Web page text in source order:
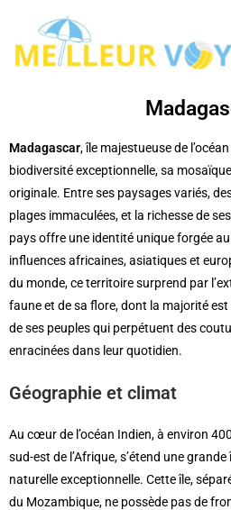
Madagascar, île majestueuse de
biodiversité exceptionnelle, sa
originale. Entre ses paysages variés,
plages immaculées, et la richesse de
pays offre une identité unique forgée
influences africaines, asiatiques et
du monde, ce territoire surprend par
faune et de sa flore, dont la majorité
de ses peuples qui perpétuent des
enracinées dans leur quotidien.
Géographie et climat
Au cœur de l’océan Indien, à environ
sud-est de l’Afrique, s’étend une
naturelle exceptionnelle. Cette île,
du Mozambique, ne possède pas de